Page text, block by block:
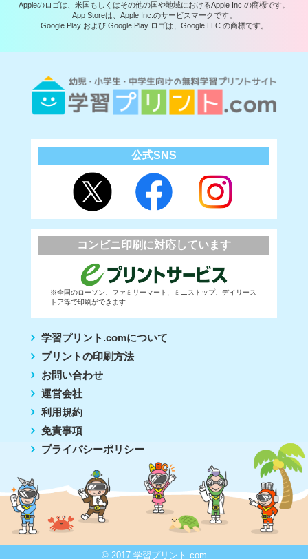
Appleのロゴは、米国もしくはその他の国や地域におけるApple Inc.の商標です。
App Storeは、Apple Inc.のサービスマークです。
Google Play および Google Play ロゴは、Google LLC の商標です。
公式SNS
コンビニ印刷に対応しています
※全国のローソン、ファミリーマート、ミニストップ、デイリース
トア等で印刷ができます
学習プリント.comについて
プリントの印刷方法
お問い合わせ
運営会社
利用規約
免責事項
プライバシーポリシー
© 2017 学習プリント.com